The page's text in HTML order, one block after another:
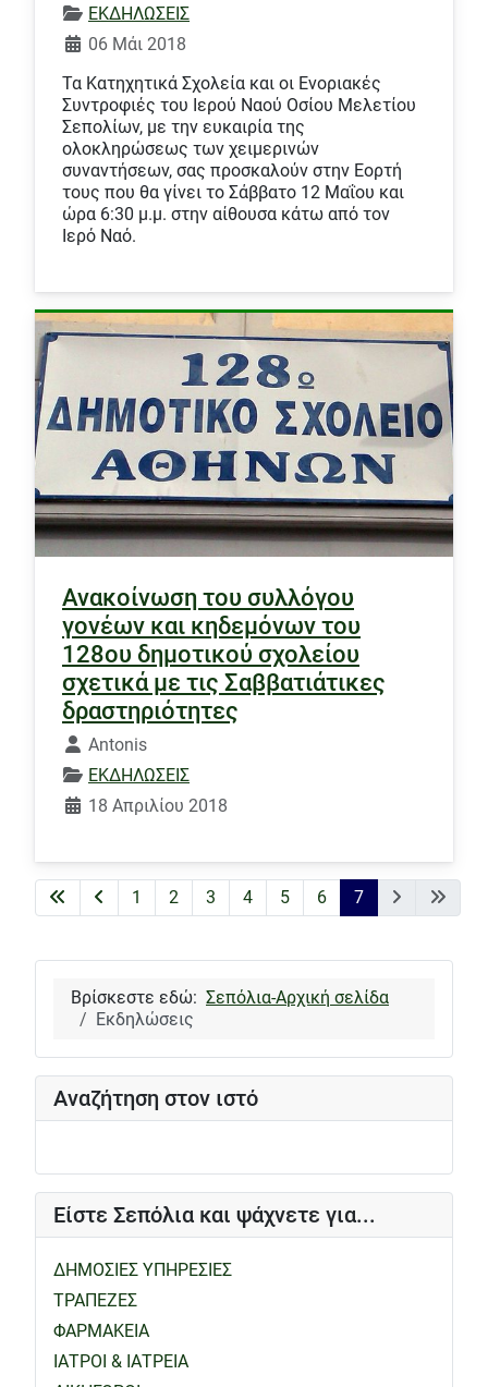
Αναζήτηση στον ιστό
Είστε Σεπόλια και ψάχνετε για...
ΔΗΜΟΣΙΕΣ ΥΠΗΡΕΣΙΕΣ
ΤΡΑΠΕΖΕΣ
ΦΑΡΜΑΚΕΙΑ
ΙΑΤΡΟΙ & ΙΑΤΡΕΙΑ
ΕΚΔΗΛΩΣΕΙΣ
06 Μάι 2018
Τα Κατηχητικά Σχολεία και οι Ενοριακές
Συντροφιές του Ιερού Ναού Οσίου Μελετίου
Σεπολίων, με την ευκαιρία της
ολοκληρώσεως των χειμερινών
συναντήσεων, σας προσκαλούν στην Εορτή
τους που θα γίνει το Σάββατο 12 Μαΐου και
ώρα 6:30 μ.μ. στην αίθουσα κάτω από τον
Ιερό Ναό.
Ανακοίνωση του συλλόγου
γονέων και κηδεμόνων του
128ου δημοτικού σχολείου
σχετικά με τις Σαββατιάτικες
δραστηριότητες
Λεπτομέρειες
Antonis
ΕΚΔΗΛΩΣΕΙΣ
18 Απριλίου 2018
1 2 3 4 5 6 7
Βρίσκεστε εδώ: Σεπόλια-Αρχική σελίδα
Εκδηλώσεις